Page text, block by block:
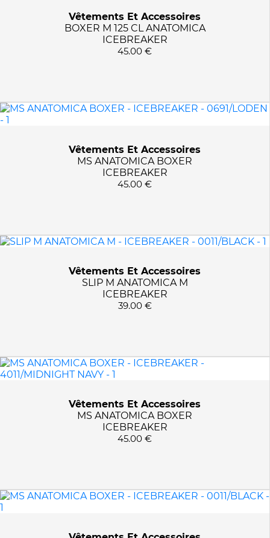
Vêtements Et Accessoires
BOXER M 125 CL ANATOMICA
ICEBREAKER
45.00 €
Vêtements Et Accessoires
MS ANATOMICA BOXER
ICEBREAKER
45.00 €
Vêtements Et Accessoires
SLIP M ANATOMICA M
ICEBREAKER
39.00 €
Vêtements Et Accessoires
MS ANATOMICA BOXER
ICEBREAKER
45.00 €